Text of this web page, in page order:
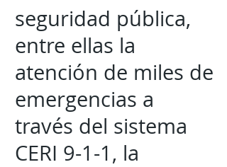
seguridad pública,
entre ellas la
atención de miles de
emergencias a
través del sistema
CERI 9-1-1, la